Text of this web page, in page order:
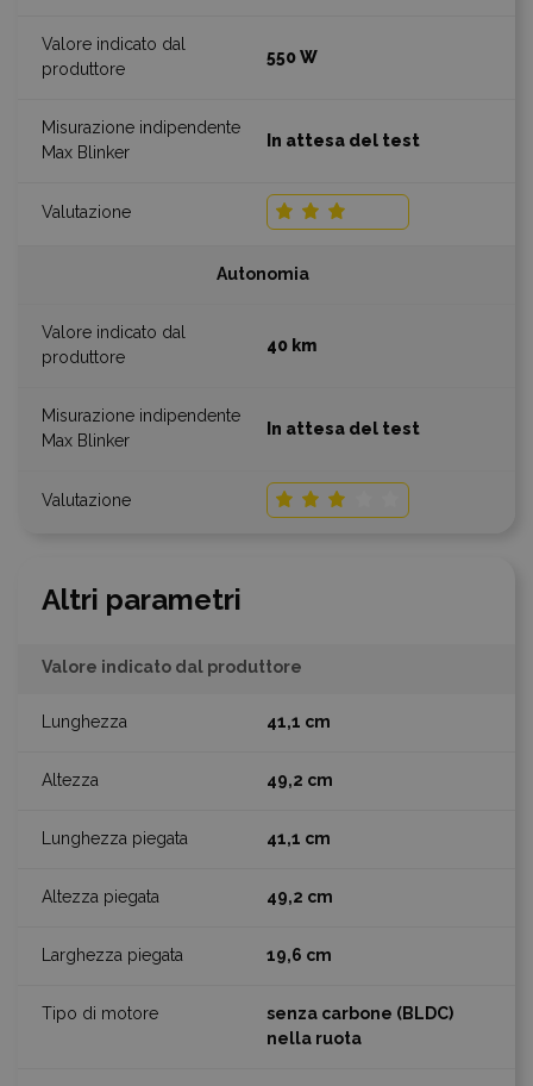
550 W
In attesa del test
Autonomia
40 km
In attesa del test
Altri parametri
Valore indicato dal produttore
41,1 cm
49,2 cm
41,1 cm
49,2 cm
19,6 cm
senza carbone (BLDC)
nella ruota